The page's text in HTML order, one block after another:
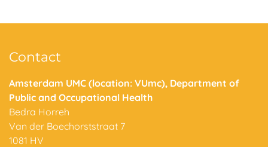
Contact
Amsterdam UMC (location: VUmc), Department of
Public and Occupational Health
Bedra Horreh
Van der Boechorststraat 7
1081 HV